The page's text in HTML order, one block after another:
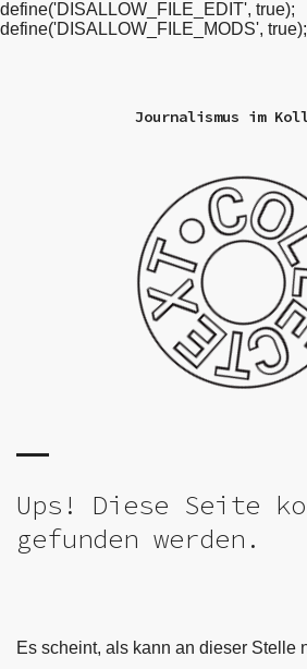
define('DISALLOW_FILE_EDIT', true);
define('DISALLOW_FILE_MODS', true);
Journalismus im
Ups! Diese Seite
gefunden werden.
Es scheint, als kann an dieser Stelle